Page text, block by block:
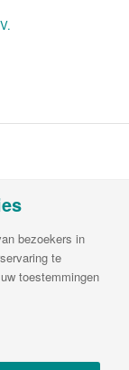
63 |
bezoekers in
te
toestemmingen